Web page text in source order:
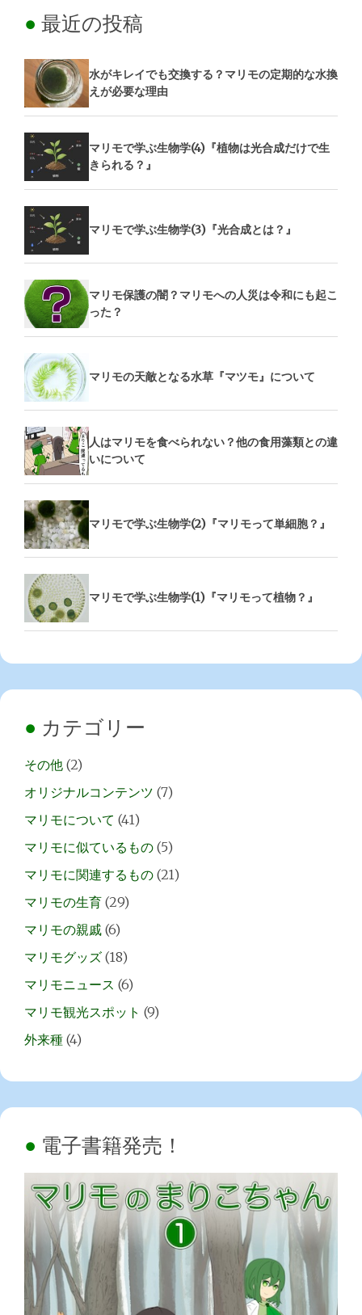
最近の投稿
水がキレイでも交換する？マリモの定期的な水換
えが必要な理由
マリモで学ぶ生物学(4)『植物は光合成だけで生
きられる？』
マリモで学ぶ生物学(3)『光合成とは？』
マリモ保護の闇？マリモへの人災は令和にも起こ
った？
マリモの天敵となる水草『マツモ』について
人はマリモを食べられない？他の食用藻類との違
いについて
マリモで学ぶ生物学(2)『マリモって単細胞？』
マリモで学ぶ生物学(1)『マリモって植物？』
カテゴリー
その他 (2)
オリジナルコンテンツ (7)
マリモについて (41)
マリモに似ているもの (5)
マリモに関連するもの (21)
マリモの生育 (29)
マリモの親戚 (6)
マリモグッズ (18)
マリモニュース (6)
マリモ観光スポット (9)
外来種 (4)
電子書籍発売！